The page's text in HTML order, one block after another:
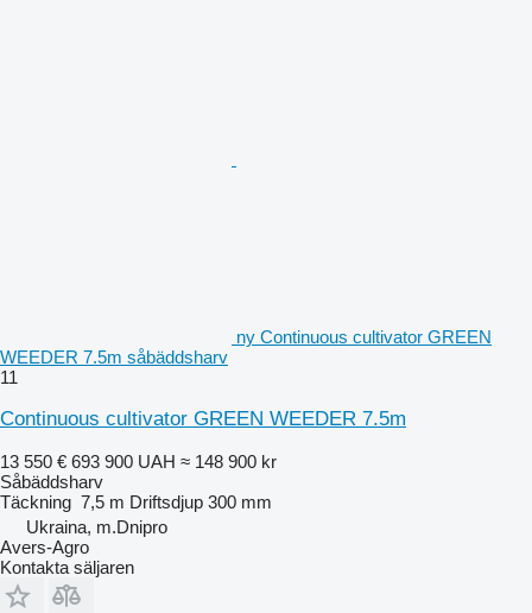
ny Continuous cultivator GREEN
WEEDER 7.5m såbäddsharv
11
Continuous cultivator GREEN WEEDER 7.5m
13 550 € 693 900 UAH ≈ 148 900 kr
Såbäddsharv
Täckning 7,5 m Driftsdjup 300 mm
Ukraina, m.Dnipro
Avers-Agro
Kontakta säljaren